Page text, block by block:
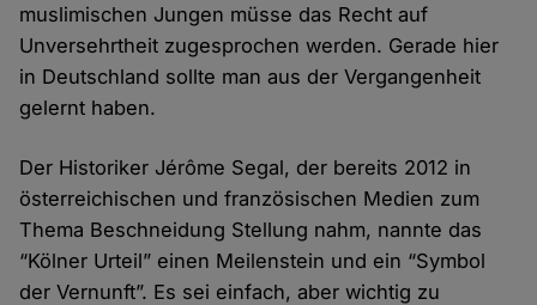
muslimischen Jungen müsse das Recht auf
Unversehrtheit zugesprochen werden. Gerade hier
in Deutschland sollte man aus der Vergangenheit
gelernt haben.
Der Historiker Jérôme Segal, der bereits 2012 in
österreichischen und französischen Medien zum
Thema Beschneidung Stellung nahm, nannte das
“Kölner Urteil” einen Meilenstein und ein “Symbol
der Vernunft”. Es sei einfach, aber wichtig zu